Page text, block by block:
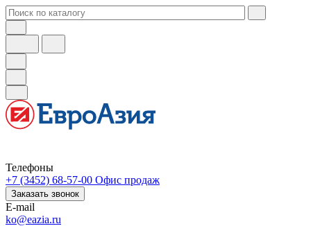
Телефоны
+7 (3452) 68-57-00 Офис продаж
Заказать звонок
E-mail
ko@eazia.ru